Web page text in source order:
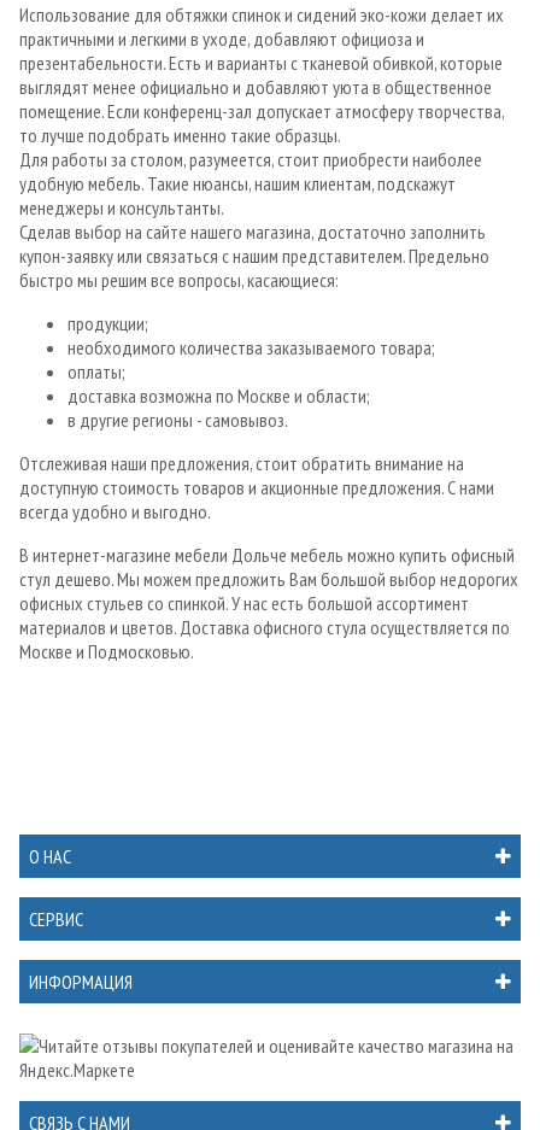
Использование для обтяжки спинок и сидений эко-кожи делает их
практичными и легкими в уходе, добавляют официоза и
презентабельности. Есть и варианты с тканевой обивкой, которые
выглядят менее официально и добавляют уюта в общественное
помещение. Если конференц-зал допускает атмосферу творчества,
то лучше подобрать именно такие образцы.
Для работы за столом, разумеется, стоит приобрести наиболее
удобную мебель. Такие нюансы, нашим клиентам, подскажут
менеджеры и консультанты.
Сделав выбор на сайте нашего магазина, достаточно заполнить
купон-заявку или связаться с нашим представителем. Предельно
быстро мы решим все вопросы, касающиеся:
продукции;
необходимого количества заказываемого товара;
оплаты;
доставка возможна по Москве и области;
в другие регионы - самовывоз.
Отслеживая наши предложения, стоит обратить внимание на
доступную стоимость товаров и акционные предложения. С нами
всегда удобно и выгодно.
В интернет-магазине мебели Дольче мебель можно купить офисный
стул дешево. Мы можем предложить Вам большой выбор недорогих
офисных стульев со спинкой. У нас есть большой ассортимент
материалов и цветов. Доставка офисного стула осуществляется по
Москве и Подмосковью.
О НАС
СЕРВИС
ИНФОРМАЦИЯ
СВЯЗЬ С НАМИ